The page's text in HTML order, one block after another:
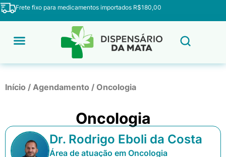
Frete fixo para medicamentos importados R$180,00
Início / Agendamento / Oncologia
Oncologia
Dr. Rodrigo Eboli da Costa
Área de atuação em Oncologia